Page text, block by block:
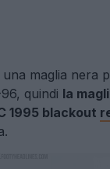
maglia nera
quindi la
1995 blackout